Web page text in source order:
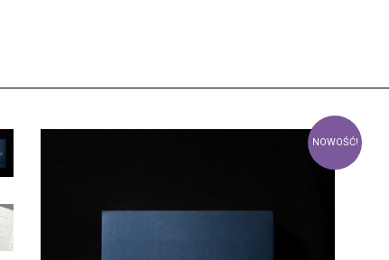
NOWOŚĆ!